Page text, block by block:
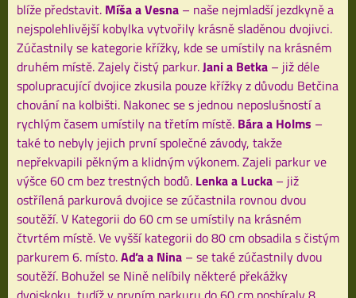
blíže představit. Míša a Vesna – naše nejmladší jezdkyně a
nejspolehlivější kobylka vytvořily krásně sladěnou dvojivci.
Zúčastnily se kategorie křížky, kde se umístily na krásném
druhém místě. Zajely čistý parkur.Jani a Betka – již déle
spolupracující dvojice zkusila pouze křížky z důvodu Betčina
chování na kolbišti. Nakonec se s jednou neposlušností a
rychlým časem umístily na třetím místě. Bára a Holms –
také to nebyly jejich první společné závody, takže
nepřekvapili pěkným a klidným výkonem. Zajeli parkur ve
výšce 60 cm bez trestných bodů. Lenka a Lucka – již
ostřílená parkurová dvojice se zúčastnila rovnou dvou
soutěží. V Kategorii do 60 cm se umístily na krásném
čtvrtém místě. Ve vyšší kategorii do 80 cm obsadila s čistým
parkurem 6. místo.Aďa a Nina – se také zúčastnily dvou
soutěží. Bohužel se Nině nelíbily některé překážky